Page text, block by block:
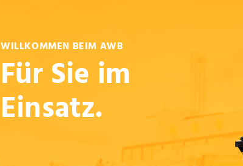
WILLKOMMEN BEIM AWB
Für Sie im
Einsatz.